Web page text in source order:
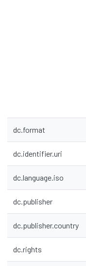
dc.format
dc.identifier.uri
dc.language.iso
dc.publisher
dc.publisher.country
dc.rights